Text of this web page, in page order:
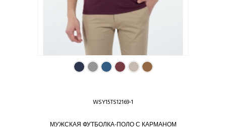
WSY15TS12169-1
МУЖСКАЯ ФУТБОЛКА-ПОЛО С КАРМАНОМ